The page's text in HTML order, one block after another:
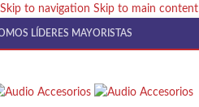
Skip to navigation Skip to main content
LÍDERES MAYORISTAS